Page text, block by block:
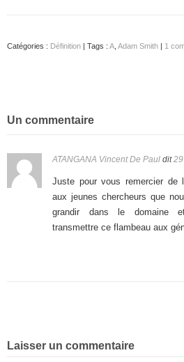
Catégories : Définition | Tags : A Adam Smith | 1
Un commentaire
ATANGANA Vincent De Paul dit
Juste pour vous remercier de
aux jeunes chercheurs que
grandir dans le domaine
transmettre ce flambeau aux
Laisser un commentaire